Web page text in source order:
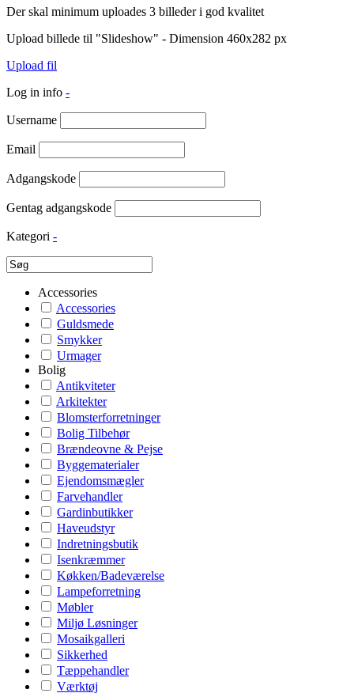
Der skal minimum uploades 3 billeder i god kvalitet
Upload billede til "Slideshow" - Dimension 460x282 px
Upload fil
Log in info -
Username
Email
Adgangskode
Gentag adgangskode
Kategori -
Accessories
Accessories
Guldsmede
Smykker
Urmager
Bolig
Antikviteter
Arkitekter
Blomsterforretninger
Bolig Tilbehør
Brændeovne & Pejse
Byggematerialer
Ejendomsmægler
Farvehandler
Gardinbutikker
Haveudstyr
Indretningsbutik
Isenkræmmer
Køkken/Badeværelse
Lampeforretning
Møbler
Miljø Løsninger
Mosaikgalleri
Sikkerhed
Tæppehandler
Værktøj